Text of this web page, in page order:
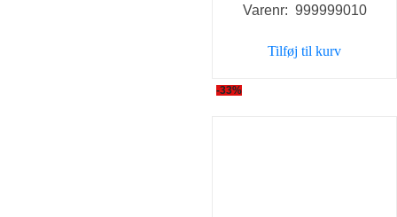
Varenr: 999999010
Tilføj til kurv
-33%